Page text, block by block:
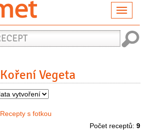
Koření Vegeta
Recepty s fotkou
Počet receptů: 9